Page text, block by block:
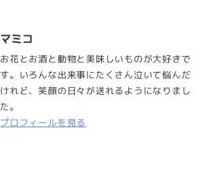
マミコ
お花とお酒と動物と美味しいものが大好きで
す。いろんな出来事にたくさん泣いて悩んだ
けれど、笑顔の日々が送れるようになりまし
た。
プロフィールを見る